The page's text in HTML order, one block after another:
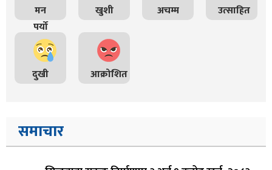
मन
पर्यो
खुशी अचम्म उत्साहित
दुखी आक्रोशित
समाचार